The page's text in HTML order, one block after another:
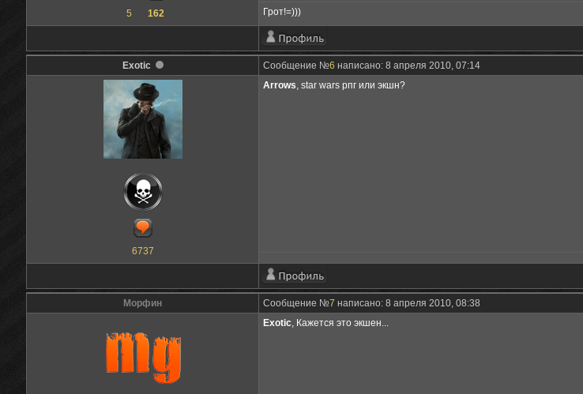
5 162 Грот!=)))
Exotic Сообщение №6 написано: 8 апреля 2010, 07:14
6737
Arrows, star wars рпг или экшн?
Морфин Сообщение №7 написано: 8 апреля 2010, 08:38
Exotic, Кажется это экшен...